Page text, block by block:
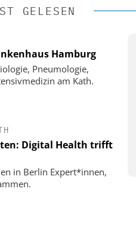
GELESEN
Hamburg
Pneumologie,
am Kath.
Digital Health trifft
in Berlin Expert*innen,